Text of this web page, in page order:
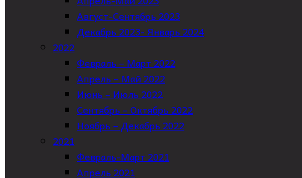
Август-Сентябрь 2023
Декабрь 2023- Январь 2024
2022
Февраль – Март 2022
Апрель – Май 2022
Июнь – Июль 2022
Сентябрь – Октябрь 2022
Ноябрь – Декабрь 2022
2021
Февраль-Март 2021
Апрель 2021